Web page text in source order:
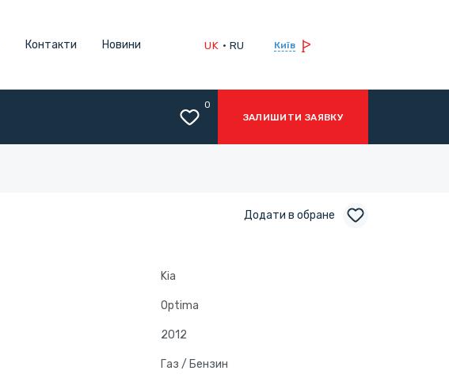
Контакти Новини UK RU Київ
0
ЗАЛИШИТИ ЗАЯВКУ
Додати в обране
Kia
Optima
2012
Газ / Бензин